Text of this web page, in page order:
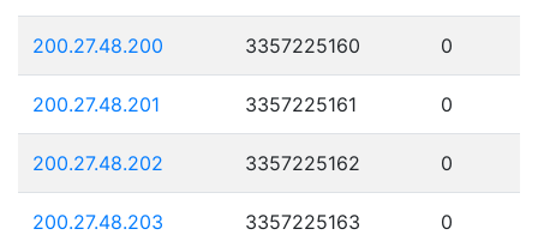
200.27.48.200 3357225160 0
200.27.48.201 3357225161 0
200.27.48.202 3357225162 0
200.27.48.203 3357225163 0